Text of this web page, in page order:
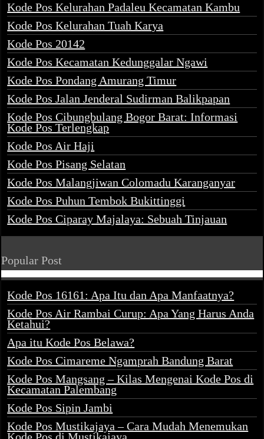
Kode Pos Kelurahan Padaleu Kecamatan Kambu
Kode Pos Kelurahan Tuah Karya
Kode Pos 20142
Kode Pos Kecamatan Kedunggalar Ngawi
Kode Pos Pondang Amurang Timur
Kode Pos Jalan Jenderal Sudirman Balikpapan
Kode Pos Cibungbulang Bogor Barat: Informasi
Kode Pos Terlengkap
Kode Pos Air Haji
Kode Pos Pisang Selatan
Kode Pos Malangjiwan Colomadu Karanganyar
Kode Pos Puhun Tembok Bukittinggi
Kode Pos Ciparay Majalaya: Sebuah Tinjauan
Popular Post
Kode Pos 16161: Apa Itu dan Apa Manfaatnya?
Kode Pos Air Rambai Curup: Apa Yang Harus Anda
Ketahui?
Apa itu Kode Pos Belawa?
Kode Pos Cimareme Ngamprah Bandung Barat
Kode Pos Mangsang – Kilas Mengenai Kode Pos di
Kecamatan Palembang
Kode Pos Sipin Jambi
Kode Pos Mustikajaya – Cara Mudah Menemukan